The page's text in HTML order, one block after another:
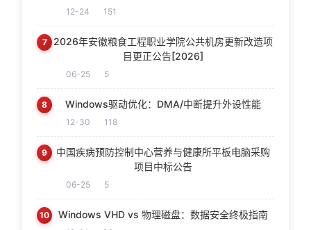
12-24 151
7
2026年安徽粮食工程职业学院公共机房更新改造项
目更正公告[2026]
06-25 5
8 Windows驱动优化：DMA/中断提升外设性能
12-30 118
9
中国疾病预防控制中心营养与健康所平板电脑采购
项目中标公告
06-25 5
10 Windows VHD vs 物理磁盘：数据安全终极指南